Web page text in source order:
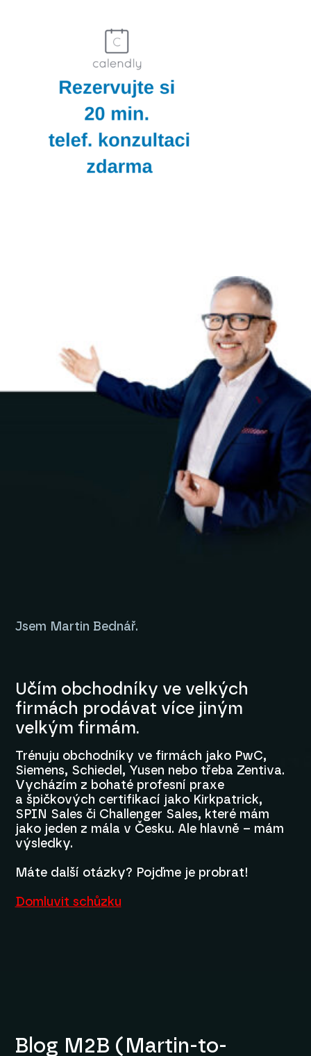
Jsem Martin Bednář.
Učím obchodníky ve velkých
firmách prodávat více jiným
velkým firmám.
Trénuju obchodníky ve firmách jako PwC,
Siemens, Schiedel, Yusen nebo třeba Zentiva.
Vycházím z bohaté profesní praxe
a špičkových certifikací jako Kirkpatrick,
SPIN Sales či Challenger Sales, které mám
jako jeden z mála v Česku. Ale hlavně – mám
výsledky.
Máte další otázky? Pojďme je probrat!
Domluvit schůzku
Blog M2B (Martin-to-